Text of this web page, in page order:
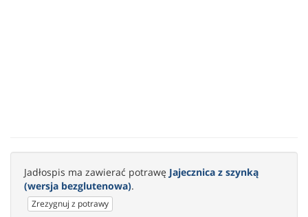
Jadłospis ma zawierać potrawę Jajecznica z szynką
(wersja bezglutenowa).
Zrezygnuj z potrawy